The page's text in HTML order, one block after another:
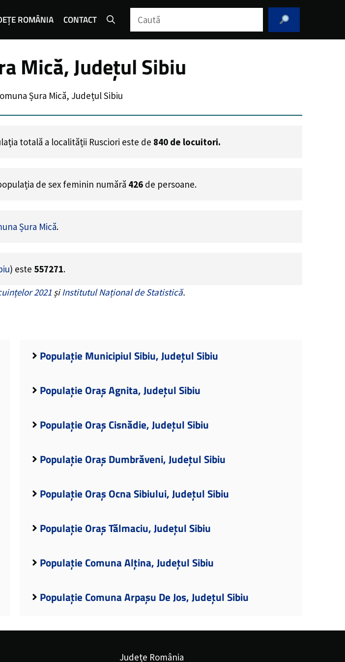
ROMÂNIA CONTACT Caută
Mică, Județul Sibiu
Șura Mică, Județul Sibiu
totală a localității Rusciori este de 840 de locuitori.
de sex feminin numără 426 de persoane.
Șura Mică.
) este 557271.
2021 șiInstitutul Național de Statistică.
Populație Municipiul Sibiu, Județul Sibiu
Populație Oraș Agnita, Județul Sibiu
Populație Oraș Cisnădie, Județul Sibiu
Populație Oraș Dumbrăveni, Județul Sibiu
Populație Oraș Ocna Sibiului, Județul Sibiu
Populație Oraș Tălmaciu, Județul Sibiu
Populație Comuna Alțina, Județul Sibiu
Populație Comuna Arpașu De Jos, Județul Sibiu
Județe România